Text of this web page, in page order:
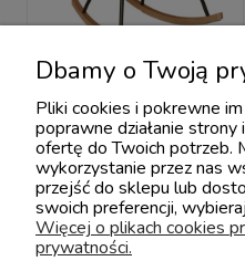
Fotel bujany QUAX
dla dorosłych De
Luxe Saffran
2 690,00 zł
Dbamy o Twoją
Pliki cookies i pokrewne
poprawne działanie
ofertę do Twoich potrzeb.
wykorzystanie przez nas
przejść do sklepu lub
swoich preferencji,
Więcej o plikach cookies
prywatności.